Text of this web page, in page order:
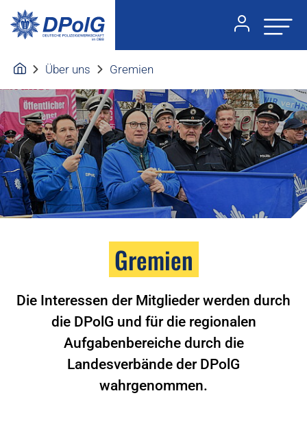
Über uns Gremien
Gremien
Die Interessen der Mitglieder werden durch
die DPolG und für die regionalen
Aufgabenbereiche durch die
Landesverbände der DPolG
wahrgenommen.